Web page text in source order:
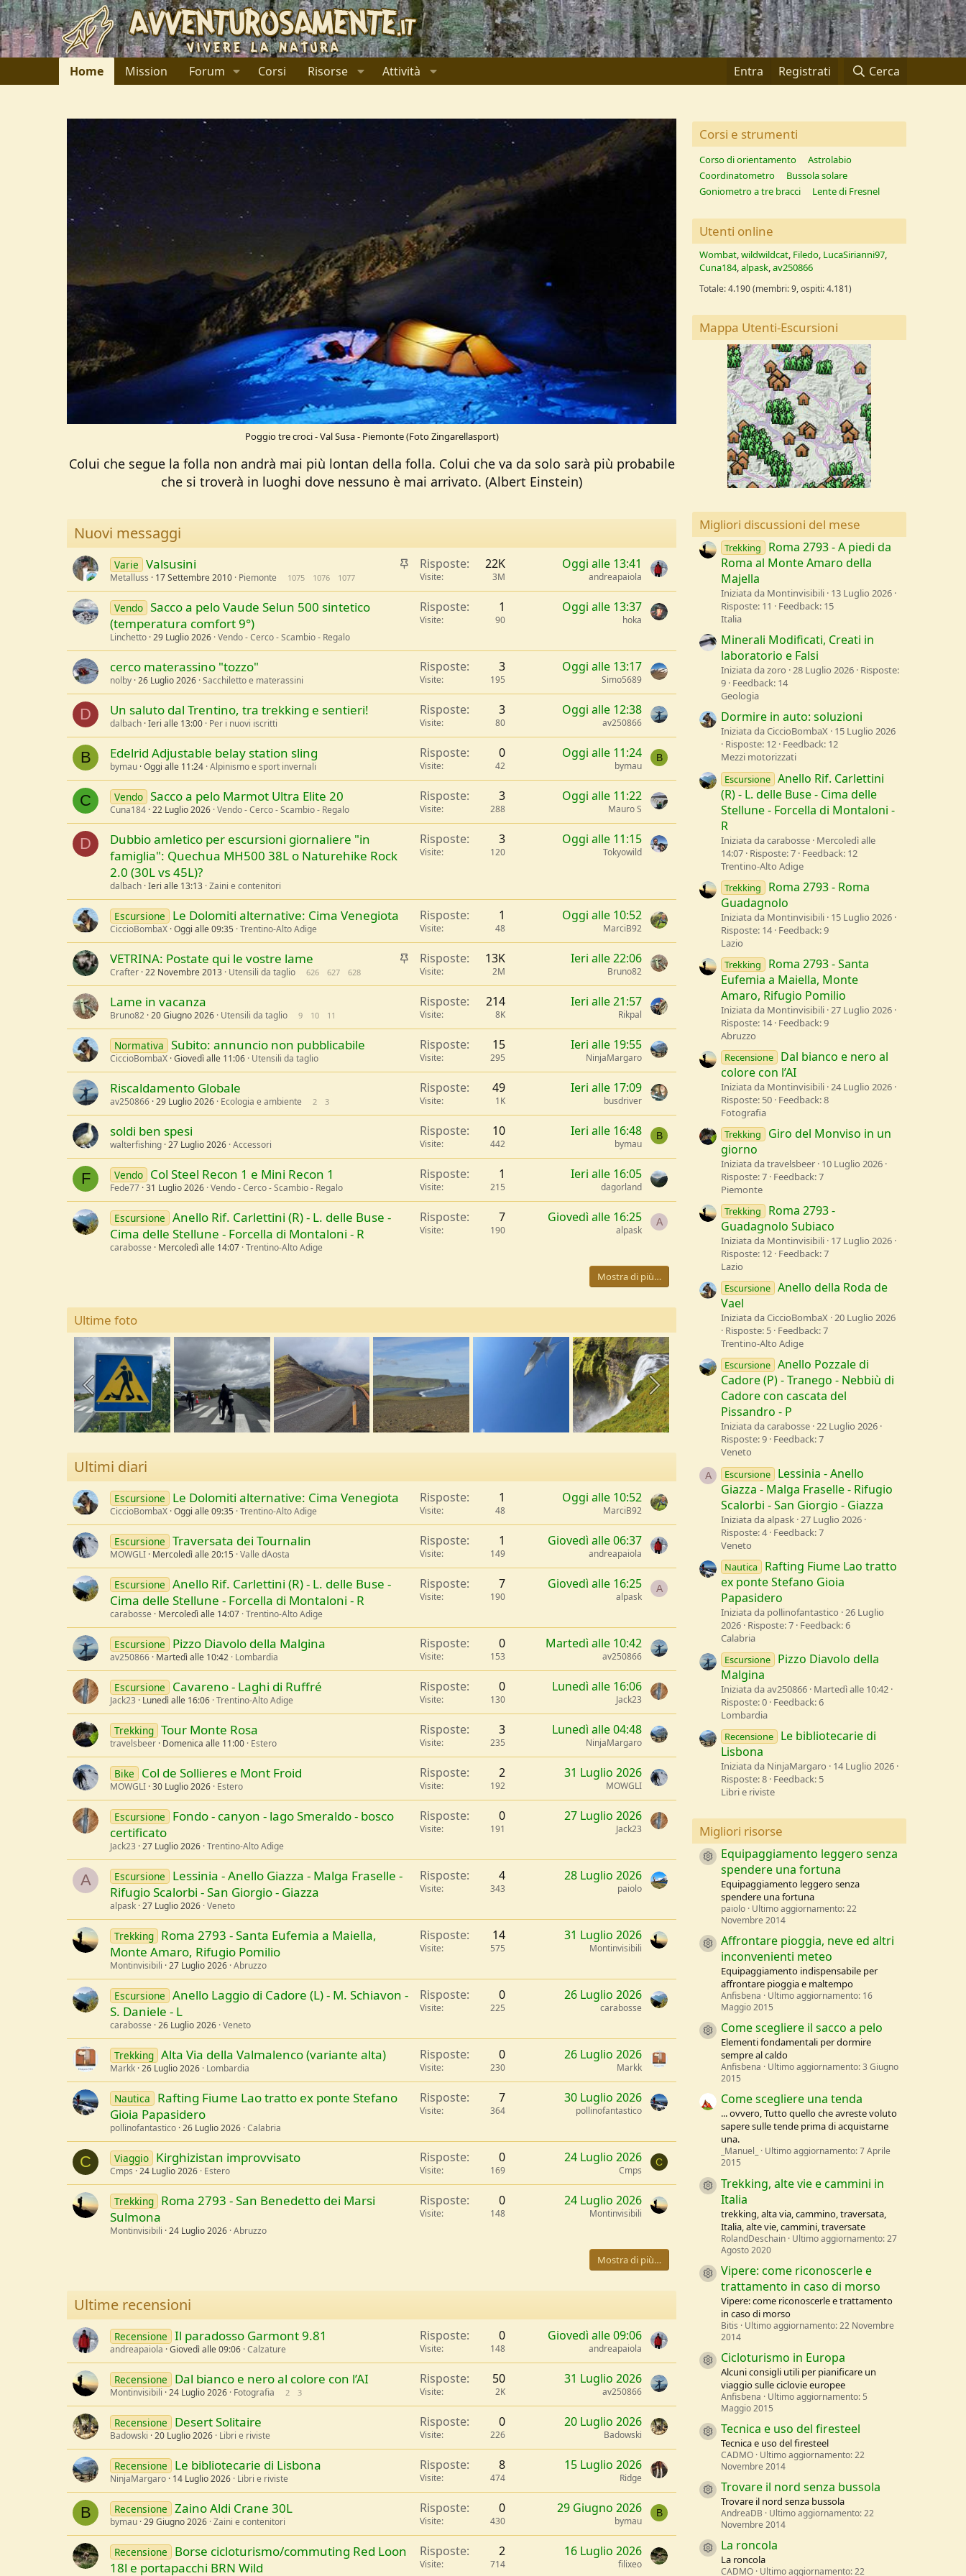
Home Mission Forum Corsi Risorse Attività Entra Registrati Cerca
Poggio tre croci - Val Susa - Piemonte (Foto Zingarellasport)
Colui che segue la folla non andrà mai più lontan della folla. Colui che va da solo sarà più probabile
che si troverà in luoghi dove nessuno è mai arrivato. (Albert Einstein)
Nuovi messaggi
I
e
Varie Valsusini
Metalluss 17 Settembre 2010 Piemonte 1075 1076 1077
Risposte 22K
Visite 3M
Oggi alle 13:41
andreapaiola
Vendo Sacco a pelo Vaude Selun 500 sintetico
(temperatura comfort 9°)
Linchetto 29 Luglio 2026 Vendo - Cerco - Scambio - Regalo
Risposte 1
Visite 90
Oggi alle 13:37
hoka
cerco materassino "tozzo"
nolby 26 Luglio 2026 Sacchiletto e materassini
Risposte 3
Visite 195
Oggi alle 13:17
Simo5689
D Un saluto dal Trentino, tra trekking e sentieri!
dalbach Ieri alle 13:00 Per i nuovi iscritti
Risposte 3
Visite 80
Oggi alle 12:38
av250866
B Edelrid Adjustable belay station sling
bymau Oggi alle 11:24 Alpinismo e sport invernali
Risposte 0
Visite 42
Oggi alle 11:24
bymau
B
C Vendo Sacco a pelo Marmot Ultra Elite 20
Cuna184 22 Luglio 2026 Vendo - Cerco - Scambio - Regalo
Risposte 3
Visite 288
Oggi alle 11:22
Mauro S
D
Dubbio amletico per escursioni giornaliere "in
famiglia": Quechua MH500 38L o Naturehike Rock
2.0 (30L vs 45L)?
dalbach Ieri alle 13:13 Zaini e contenitori
Risposte 3
Visite 120
Oggi alle 11:15
Tokyowild
Escursione Le Dolomiti alternative: Cima Venegiota
CiccioBombaX Oggi alle 09:35 Trentino-Alto Adige
Risposte 1
Visite 48
Oggi alle 10:52
MarciB92
I
e
n
VETRINA: Postate qui le vostre lame
Crafter 22 Novembre 2013 Utensili da taglio 626 627 628
Risposte 13K
Visite 2M
Ieri alle 22:06
Bruno82
Lame in vacanza
Bruno82 20 Giugno 2026 Utensili da taglio 9 10 11
Risposte 214
Visite 8K
Ieri alle 21:57
Rikpal
Normativa Subito: annuncio non pubblicabile
CiccioBombaX Giovedì alle 11:06 Utensili da taglio
Risposte 15
Visite 295
Ieri alle 19:55
NinjaMargaro
Riscaldamento Globale
av250866 29 Luglio 2026 Ecologia e ambiente 2 3
Risposte 49
Visite 1K
Ieri alle 17:09
busdriver
soldi ben spesi
walterfishing 27 Luglio 2026 Accessori
Risposte 10
Visite 442
Ieri alle 16:48
bymau
B
F Vendo Col Steel Recon 1 e Mini Recon 1
Fede77 31 Luglio 2026 Vendo - Cerco - Scambio - Regalo
Risposte 1
Visite 215
Ieri alle 16:05
dagorland
Escursione Anello Rif. Carlettini (R) - L. delle Buse -
Cima delle Stellune - Forcella di Montaloni - R
carabosse Mercoledì alle 14:07 Trentino-Alto Adige
Risposte 7
Visite 190
Giovedì alle 16:25
alpask
A
Mostra di più…
Ultime foto
Ultimi diari
Escursione Le Dolomiti alternative: Cima Venegiota
CiccioBombaX Oggi alle 09:35 Trentino-Alto Adige
Risposte 1
Visite 48
Oggi alle 10:52
MarciB92
Escursione Traversata dei Tournalin
MOWGLI Mercoledì alle 20:15 Valle dAosta
Risposte 1
Visite 149
Giovedì alle 06:37
andreapaiola
Escursione Anello Rif. Carlettini (R) - L. delle Buse -
Cima delle Stellune - Forcella di Montaloni - R
carabosse Mercoledì alle 14:07 Trentino-Alto Adige
Risposte 7
Visite 190
Giovedì alle 16:25
alpask
A
Escursione Pizzo Diavolo della Malgina
av250866 Martedì alle 10:42 Lombardia
Risposte 0
Visite 153
Martedì alle 10:42
av250866
Escursione Cavareno - Laghi di Ruffré
Jack23 Lunedì alle 16:06 Trentino-Alto Adige
Risposte 0
Visite 130
Lunedì alle 16:06
Jack23
Trekking Tour Monte Rosa
travelsbeer Domenica alle 11:00 Estero
Risposte 3
Visite 235
Lunedì alle 04:48
NinjaMargaro
Bike Col de Sollieres e Mont Froid
MOWGLI 30 Luglio 2026 Estero
Risposte 2
Visite 192
31 Luglio 2026
MOWGLI
Escursione
Fondo - canyon - lago Smeraldo - bosco
certificato
Jack23 27 Luglio 2026 Trentino-Alto Adige
Risposte 0
Visite 191
27 Luglio 2026
Jack23
A Escursione
Lessinia - Anello Giazza - Malga Fraselle -
Rifugio Scalorbi - San Giorgio - Giazza
alpask 27 Luglio 2026 Veneto
Risposte 4
Visite 343
28 Luglio 2026
paiolo
Trekking Roma 2793 - Santa Eufemia a Maiella,
Monte Amaro, Rifugio Pomilio
Montinvisibili 27 Luglio 2026 Abruzzo
Risposte 14
Visite 575
31 Luglio 2026
Montinvisibili
Escursione Anello Laggio di Cadore (L) - M. Schiavon -
S. Daniele - L
carabosse 26 Luglio 2026 Veneto
Risposte 0
Visite 225
26 Luglio 2026
carabosse
Trekking Alta Via della Valmalenco (variante alta)
Markk 26 Luglio 2026 Lombardia
Risposte 0
Visite 230
26 Luglio 2026
Markk
Nautica
Rafting Fiume Lao tratto ex ponte Stefano
Gioia Papasidero
pollinofantastico 26 Luglio 2026 Calabria
Risposte 7
Visite 364
30 Luglio 2026
pollinofantastico
C Viaggio Kirghizistan improvvisato
Cmps 24 Luglio 2026 Estero
Risposte 0
Visite 169
24 Luglio 2026
Cmps
C
Trekking Roma 2793 - San Benedetto dei Marsi
Sulmona
Montinvisibili 24 Luglio 2026 Abruzzo
Risposte 0
Visite 148
24 Luglio 2026
Montinvisibili
Mostra di più…
Ultime recensioni
Recensione Il paradosso Garmont 9.81
andreapaiola Giovedì alle 09:06 Calzature
Risposte 0
Visite 148
Giovedì alle 09:06
andreapaiola
Recensione Dal bianco e nero al colore con l’AI
Montinvisibili 24 Luglio 2026 Fotografia 2 3
Risposte 50
Visite 2K
31 Luglio 2026
av250866
Recensione Desert Solitaire
Badowski 20 Luglio 2026 Libri e riviste
Risposte 0
Visite 226
20 Luglio 2026
Badowski
Recensione Le bibliotecarie di Lisbona
NinjaMargaro 14 Luglio 2026 Libri e riviste
Risposte 8
Visite 474
15 Luglio 2026
Ridge
B Recensione Zaino Aldi Crane 30L
bymau 29 Giugno 2026 Zaini e contenitori
Risposte 0
Visite 430
29 Giugno 2026
bymau
B
Recensione
Borse cicloturismo/commuting Red Loon
18l e portapacchi BRN Wild
Risposte 2
Visite 714
16 Luglio 2026
filixeo
Corsi e strumenti
Corso di orientamento
Astrolabio
Coordinatometro
Bussola solare
Goniometro a tre bracci
Lente di Fresnel
Utenti online
Wombat wildwildcat Filedo LucaSirianni97
Cuna184 alpask av250866
Totale: 4.190 (membri: 9, ospiti: 4.181)
Mappa Utenti-Escursioni
Migliori discussioni del mese
Trekking
Roma 2793 - A piedi da
Roma al Monte Amaro della
Majella
Iniziata da Montinvisibili 13 Luglio 2026
Risposte: 11
Feedback: 15
Italia
Minerali Modificati, Creati in
laboratorio e Falsi
Iniziata da zoro 28 Luglio 2026 Risposte:
9 Feedback: 14
Geologia
Dormire in auto: soluzioni
Iniziata da CiccioBombaX 15 Luglio 2026
Risposte: 12 Feedback: 12
Mezzi motorizzati
Escursione Anello Rif. Carlettini
(R) - L. delle Buse - Cima delle
Stellune - Forcella di Montaloni -
R
Iniziata da carabosse Mercoledì alle
14:07 Risposte: 7 Feedback: 12
Trentino-Alto Adige
Trekking
Roma 2793 - Roma
Guadagnolo
Iniziata da Montinvisibili 15 Luglio 2026
Risposte: 14 Feedback: 9
Lazio
Trekking
Roma 2793 - Santa
Eufemia a Maiella, Monte
Amaro, Rifugio Pomilio
Iniziata da Montinvisibili 27 Luglio 2026
Risposte: 14 Feedback: 9
Abruzzo
Recensione
Dal bianco e nero al
colore con l’AI
Iniziata da Montinvisibili 24 Luglio 2026
Risposte: 50 Feedback: 8
Fotografia
Trekking
Giro del Monviso in un
giorno
Iniziata da travelsbeer 10 Luglio 2026
Risposte: 7 Feedback: 7
Piemonte
Trekking
Roma 2793 -
Guadagnolo Subiaco
Iniziata da Montinvisibili 17 Luglio 2026
Risposte: 12 Feedback: 7
Lazio
Escursione Anello della Roda de
Vael
Iniziata da CiccioBombaX 20 Luglio 2026
Risposte: 5 Feedback: 7
Trentino-Alto Adige
Escursione Anello Pozzale di
Cadore (P) - Tranego - Nebbiù di
Cadore con cascata del
Pissandro - P
Iniziata da carabosse 22 Luglio 2026
Risposte: 9 Feedback: 7
Veneto
A Escursione
Lessinia - Anello
Giazza - Malga Fraselle - Rifugio
Scalorbi - San Giorgio - Giazza
Iniziata da alpask 27 Luglio 2026
Risposte: 4 Feedback: 7
Veneto
Nautica
Rafting Fiume Lao tratto
ex ponte Stefano Gioia
Papasidero
Iniziata da pollinofantastico 26 Luglio
2026 Risposte: 7 Feedback: 6
Calabria
Escursione
Pizzo Diavolo della
Malgina
Iniziata da av250866 Martedì alle 10:42
Risposte: 0 Feedback: 6
Lombardia
Recensione
Le bibliotecarie di
Lisbona
Iniziata da NinjaMargaro
14 Luglio 2026
Risposte: 8 Feedback: 5
Libri e riviste
Migliori risorse
Resource icon
Equipaggiamento leggero senza
spendere una fortuna
Equipaggiamento leggero senza
spendere una fortuna
paiolo Ultimo aggiornamento:22
Novembre 2014
Resource icon
Affrontare pioggia, neve ed altri
inconvenienti meteo
Equipaggiamento indispensabile per
affrontare pioggia e maltempo
Anfisbena Ultimo aggiornamento: 16
Maggio 2015
Resource icon
Come scegliere il sacco a pelo
Elementi fondamentali per dormire
sempre al caldo
Anfisbena Ultimo aggiornamento:3 Giugno
2015
Come scegliere una tenda
... ovvero, Tutto quello che avreste voluto
sapere sulle tende prima di acquistarne
una.
_Manuel_ Ultimo aggiornamento:7 Aprile
2015
Resource icon
Trekking, alte vie e cammini in
Italia
trekking, alta via, cammino, traversata,
Italia, alte vie, cammini, traversate
RolandDeschain Ultimo aggiornamento:27
Agosto 2020
Resource icon
Vipere: come riconoscerle e
trattamento in caso di morso
Vipere: come riconoscerle e trattamento
in caso di morso
Bitis Ultimo aggiornamento:22 Novembre
2014
Resource icon
Cicloturismo in Europa
Alcuni consigli utili per pianificare un
viaggio sulle ciclovie europee
Anfisbena Ultimo aggiornamento: 5
Maggio 2015
Resource icon
Tecnica e uso del firesteel
Tecnica e uso del firesteel
CADMO Ultimo aggiornamento:22
Novembre 2014
Resource icon
Trovare il nord senza bussola
Trovare il nord senza bussola
AndreaDB Ultimo aggiornamento:22
Novembre 2014
Resource icon
La roncola
La roncola
CADMO Ultimo aggiornamento:22